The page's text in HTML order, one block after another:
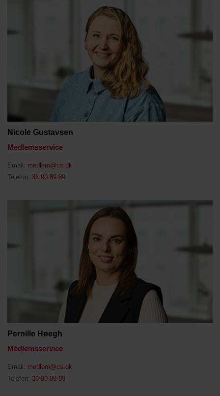
Nicole Gustavsen
Medlemsservice
Email: medlem@cs.dk
Telefon: 36 90 89 89
Pernille Høegh
Medlemsservice
Email: medlem@cs.dk
Telefon: 36 90 89 89